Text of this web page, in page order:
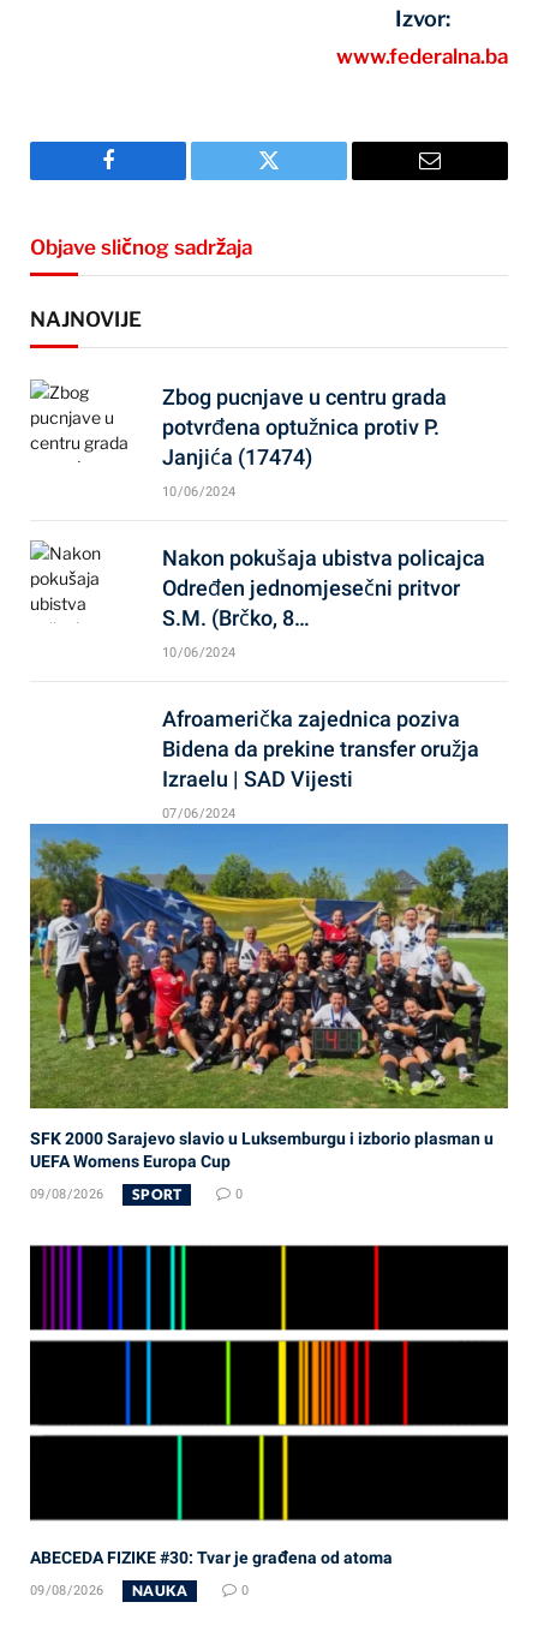
Izvor:
www.federalna.ba
Facebook Twitter Email
Objave sličnog sadržaja
NAJNOVIJE
Zbog pucnjave u centru grada
potvrđena optužnica protiv P.
Janjića (17474)
10/06/2024
Nakon pokušaja ubistva policajca
Određen jednomjesečni pritvor
S.M. (Brčko, 8…
10/06/2024
Afroamerička zajednica poziva
Bidena da prekine transfer oružja
Izraelu | SAD Vijesti
07/06/2024
SFK 2000 Sarajevo slavio u Luksemburgu i izborio plasman u
UEFA Womens Europa Cup
09/08/2026 SPORT 0
ABECEDA FIZIKE #30: Tvar je građena od atoma
09/08/2026 NAUKA 0